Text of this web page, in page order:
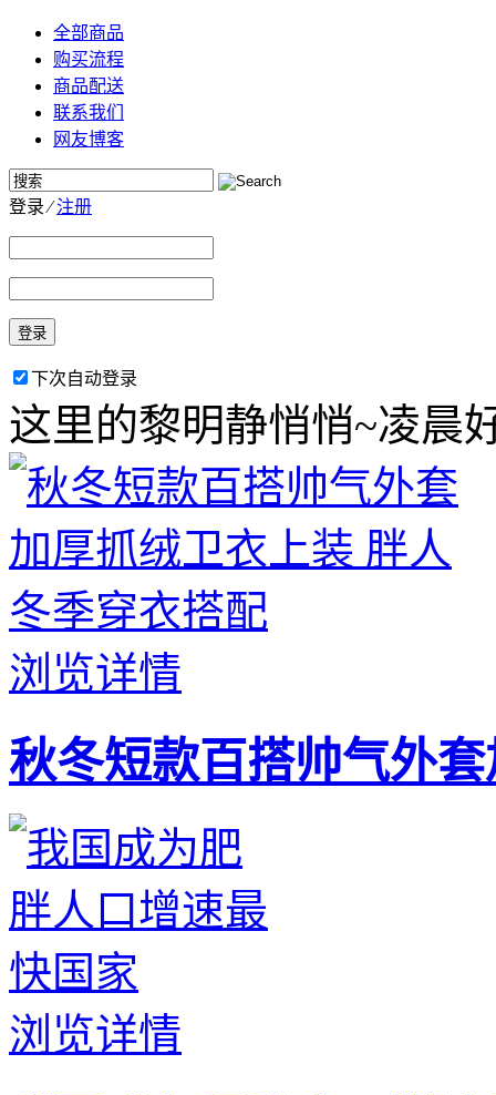
全部商品
购买流程
商品配送
联系我们
网友博客
登录⁄注册
登录
下次自动登录
这里的黎明静悄悄~凌晨
浏览详情
秋冬短款百搭帅气外
浏览详情